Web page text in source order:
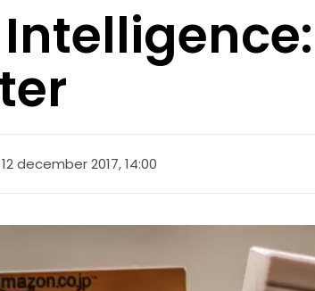
12 december 2017, 14:00